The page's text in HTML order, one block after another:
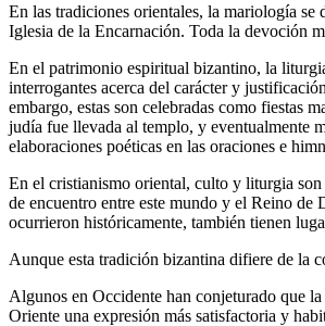
En las tradiciones orientales, la mariología
Iglesia de la Encarnación. Toda la devoción
En el patrimonio espiritual bizantino, la
interrogantes acerca del carácter y
embargo, estas son celebradas como fiestas
judía fue llevada al templo, y eventualmente
elaboraciones poéticas en las oraciones e
En el cristianismo oriental, culto y liturgia
de encuentro entre este mundo y el Reino de
ocurrieron históricamente, también tienen
Aunque esta tradición bizantina difiere de la
Algunos en Occidente han conjeturado que
Oriente una expresión más satisfactoria y